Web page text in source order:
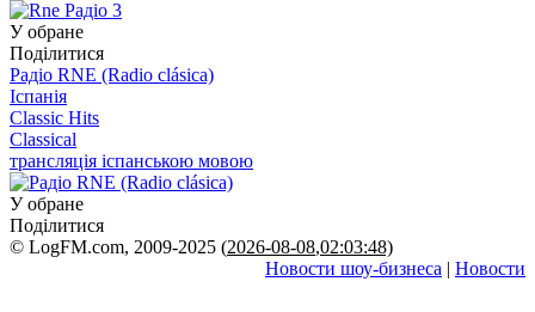
У обране
Поділитися
Радіо RNE (Radio clásica)
Іспанія
Classic Hits
Classical
трансляція іспанською мовою
У обране
Поділитися
© LogFM.com, 2009-2025 (2026-08-08,02:03:48)
Новости шоу-бизнеса | Новости